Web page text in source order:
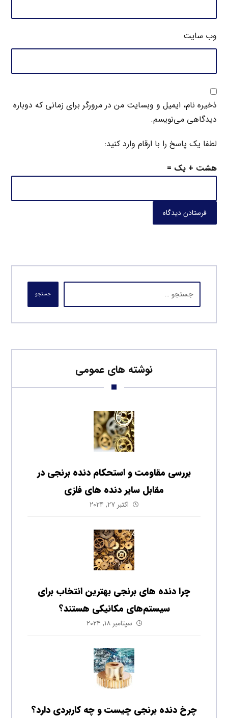
وب‌ سایت
ذخیره نام، ایمیل و وبسایت من در مرورگر برای زمانی که دوباره
دیدگاهی می‌نویسم.
لطفا یک پاسخ را با ارقام وارد کنید:
هشت + یک =
فرستادن دیدگاه
جستجو
نوشته های عمومی
بررسی مقاومت و استحکام دنده برنجی در
مقابل سایر دنده‌ های فلزی
اکتبر ۲۷, ۲۰۲۴
چرا دنده‌ های برنجی بهترین انتخاب برای
سیستم‌های مکانیکی هستند؟
سپتامبر ۱۸, ۲۰۲۴
چرخ دنده برنجی چیست و چه کاربردی دارد؟